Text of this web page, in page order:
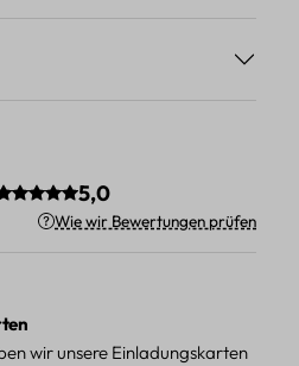
Bewertung
5,0
Wie wir Bewertungen prüfen
von 5 von 5 Sternen
wir unsere Einladungskarten